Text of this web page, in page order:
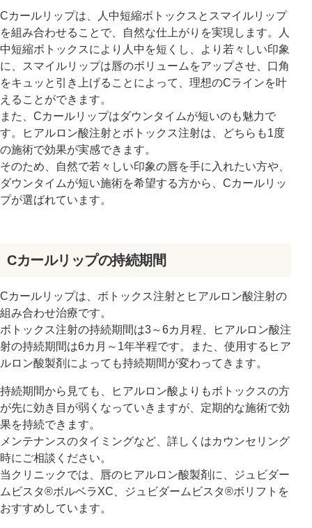
Cカールリップは、人中短縮ボトックスとスマイルリップ
を組み合わせることで、自然な仕上がりを実現します。人
中短縮ボトックスにより人中を短くし、より若々しい印象
に、スマイルリップは唇のボリュームをアップさせ、口角
をキュッと引き上げることによって、理想のCラインを叶
えることができます。
また、Cカールリップはダウンタイムが短いのも魅力で
す。ヒアルロン酸注射とボトックス注射は、どちらも1度
の施術で効果が実感できます。
そのため、自然で若々しい印象の唇を手に入れたい方や、
ダウンタイムが短い施術を希望する方から、Cカールリッ
プが選ばれています。
Cカールリップの持続期間
Cカールリップは、ボトックス注射とヒアルロン酸注射の
組み合わせ治療です。
ボトックス注射の持続期間は3～6カ月程、ヒアルロン酸注
射の持続期間は6カ月～1年半程です。また、使用するヒア
ルロン酸製剤によっても持続期間が変わってきます。
持続期間から見ても、ヒアルロン酸よりもボトックスの方
が先に効き目が弱くなっていきますが、定期的な施術で効
果を持続できます。
メンテナンスのタイミングなど、詳しくはカウンセリング
時にご相談ください。
当クリニックでは、唇のヒアルロン酸製剤に、ジュビダー
ムビスタ®ボルベラXC、ジュビダームビスタ®ボリフトを
おすすめしています。